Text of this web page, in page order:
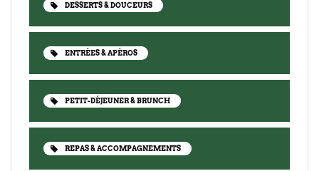
DESSERTS & DOUCEURS
ENTRÉES & APÉROS
PETIT-DÉJEUNER & BRUNCH
REPAS & ACCOMPAGNEMENTS